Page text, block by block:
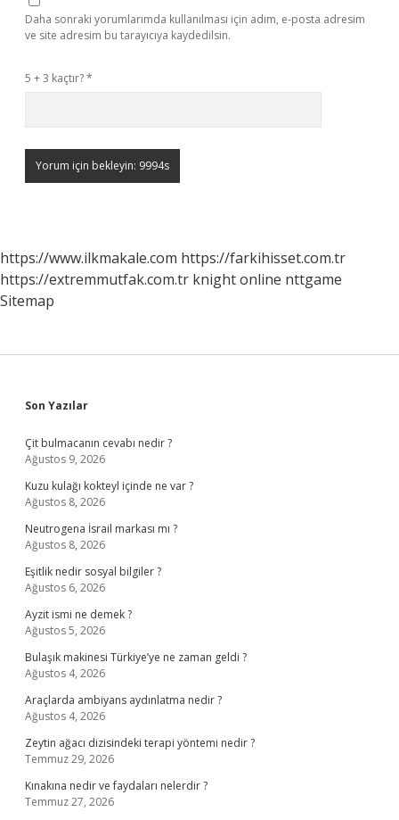
Daha sonraki yorumlarımda kullanılması için adım, e-posta adresim
ve site adresim bu tarayıcıya kaydedilsin.
5 + 3 kaçtır?*
https://www.ilkmakale.com https://farkihisset.com.tr
https://extremmutfak.com.tr knight online nttgame
Sitemap
Sidebar
Son Yazılar
Çit bulmacanın cevabı nedir ?
Ağustos 9, 2026
Kuzu kulağı kokteyl içinde ne var ?
Ağustos 8, 2026
Neutrogena İsrail markası mı ?
Ağustos 8, 2026
Eşitlik nedir sosyal bilgiler ?
Ağustos 6, 2026
Ayzit ismi ne demek ?
Ağustos 5, 2026
Bulaşık makinesi Türkiye’ye ne zaman geldi ?
Ağustos 4, 2026
Araçlarda ambiyans aydınlatma nedir ?
Ağustos 4, 2026
Zeytin ağacı dizisindeki terapi yöntemi nedir ?
Temmuz 29, 2026
Kınakına nedir ve faydaları nelerdir ?
Temmuz 27, 2026